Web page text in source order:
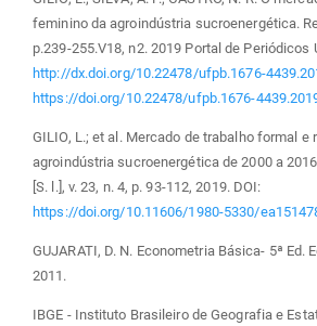
feminino da agroindústria sucroenergética.
p.239-255.V18, n2. 2019 Portal de Periódicos
http://dx.doi.org/10.22478/ufpb.1676-
https://doi.org/10.22478/ufpb.1676-
GILIO, L.; et al. Mercado de trabalho formal e
agroindústria sucroenergética de 2000 a
[S. l.], v. 23, n. 4, p. 93-112, 2019. DOI:
https://doi.org/10.11606/1980-5330/
GUJARATI, D. N. Econometria Básica- 5ª Ed.
2011.
IBGE - Instituto Brasileiro de Geografia e